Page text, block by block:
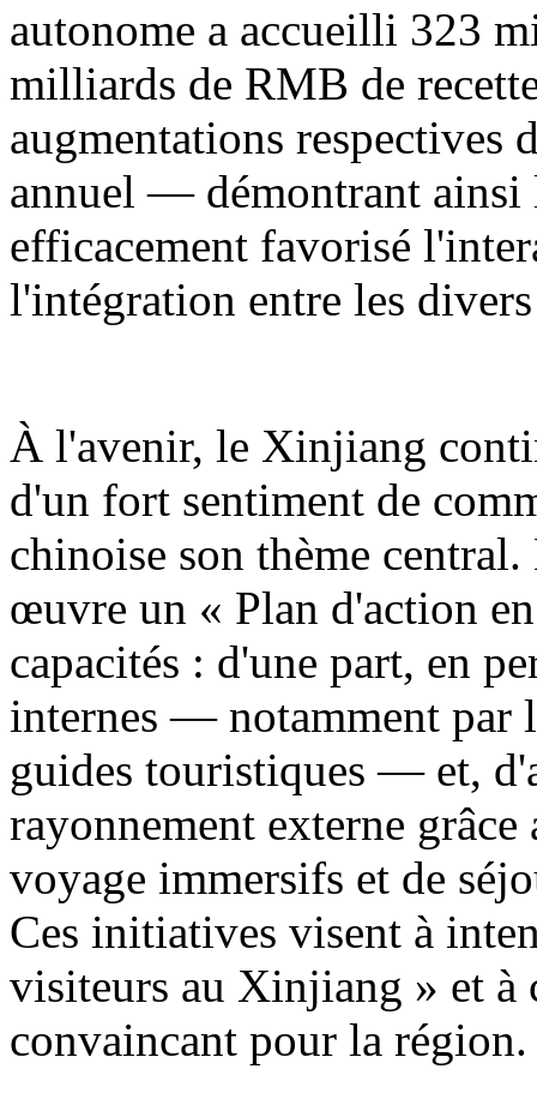
autonome a accueilli 323
milliards de RMB de
augmentations respectives
annuel — démontrant ainsi
efficacement favorisé
l'intégration entre les
À l'avenir, le Xinjiang
d'un fort sentiment de
chinoise son thème
œuvre un « Plan d'action
capacités : d'une part, en
internes — notamment par
guides touristiques — et,
rayonnement externe
voyage immersifs et de
Ces initiatives visent à
visiteurs au Xinjiang » et à
convaincant pour la région.